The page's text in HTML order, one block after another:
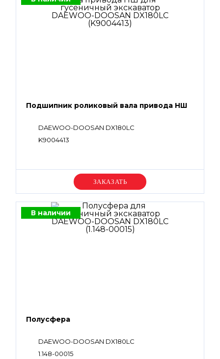
Подшипник роликовый вала привода НШ
DAEWOO-DOOSAN DX180LC
K9004413
Уточняйте цену
В наличии
Полусфера
DAEWOO-DOOSAN DX180LC
1.148-00015